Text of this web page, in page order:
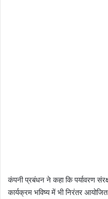
कंपनी प्रबंधन ने कहा कि पर्यावरण
कार्यक्रम भविष्य में भी निरंतर